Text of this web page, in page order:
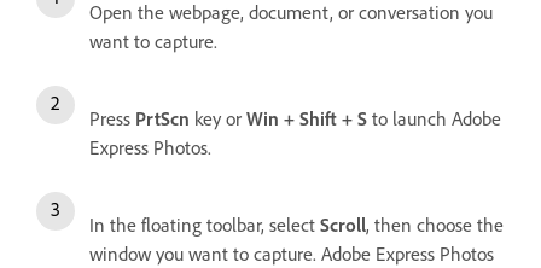
Open the webpage, document, or conversation you
want to capture.
Press PrtScn key or Win + Shift + S to launch Adobe
Express Photos.
In the floating toolbar, select Scroll, then choose the
window you want to capture. Adobe Express Photos